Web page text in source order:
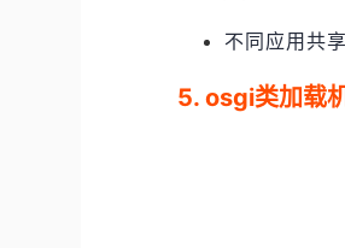
不同应用共
5. osgi类加载